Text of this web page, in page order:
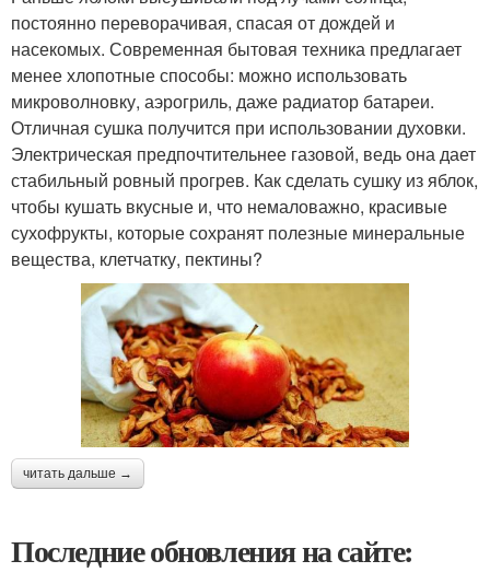
постоянно переворачивая, спасая от дождей и
насекомых. Современная бытовая техника предлагает
менее хлопотные способы: можно использовать
микроволновку, аэрогриль, даже радиатор батареи.
Отличная сушка получится при использовании духовки.
Электрическая предпочтительнее газовой, ведь она дает
стабильный ровный прогрев. Как сделать сушку из яблок,
чтобы кушать вкусные и, что немаловажно, красивые
сухофрукты, которые сохранят полезные минеральные
вещества, клетчатку, пектины?
читать дальше →
Последние обновления на сайте: